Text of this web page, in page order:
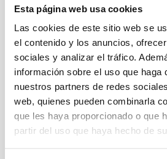
Esta página web usa cookies
Las cookies de este sitio web se
el contenido y los anuncios,
sociales y analizar el tráfico.
información sobre el uso que haga
nuestros partners de redes
web, quienes pueden combinarla
que les haya proporcionado o que
partir del uso que haya hecho de